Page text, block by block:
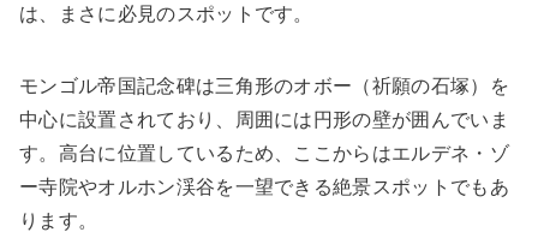
は、まさに必見のスポットです。
モンゴル帝国記念碑は三角形のオボー（祈願の石塚）を
中心に設置されており、周囲には円形の壁が囲んでいま
す。高台に位置しているため、ここからはエルデネ・ゾ
ー寺院やオルホン渓谷を一望できる絶景スポットでもあ
ります。